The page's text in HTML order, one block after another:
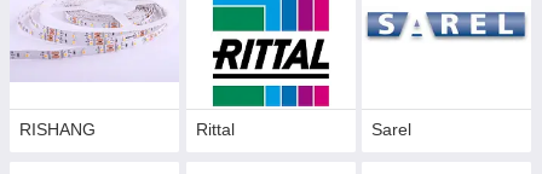
RISHANG Rittal Sarel